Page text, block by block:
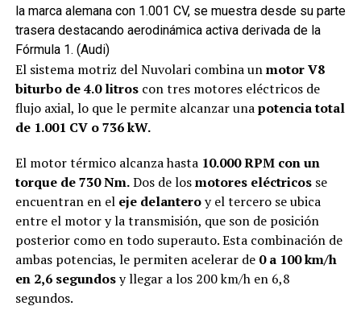
la marca alemana con 1.001 CV, se muestra desde su parte
trasera destacando aerodinámica activa derivada de la
Fórmula 1. (Audi)
El sistema motriz del Nuvolari combina unmotor V8
biturbo de 4.0 litroscon tres motores eléctricos de
flujo axial, lo que le permite alcanzar unapotencia total
de 1.001 CV o 736 kW.
El motor térmico alcanza hasta 10.000 RPM con un
torque de 730 Nm.Dos de losmotores eléctricosse
encuentran en eleje delanteroy el tercero se ubica
entre el motor y la transmisión, que son de posición
posterior como en todo superauto. Esta combinación de
ambas potencias, le permiten acelerar de0 a 100 km/h
en 2,6 segundosy llegar a los 200 km/h en 6,8
segundos.